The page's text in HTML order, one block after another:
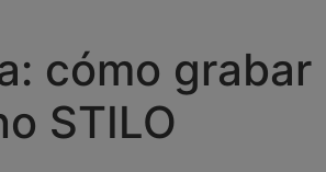
cómo grabar
STILO